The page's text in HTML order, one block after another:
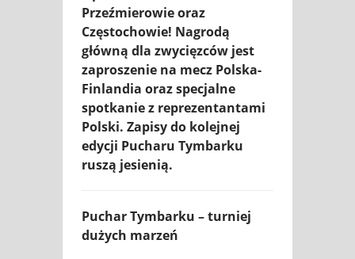
Przeźmierowie oraz
Częstochowie! Nagrodą
główną dla zwycięzców jest
zaproszenie na mecz Polska-
Finlandia oraz specjalne
spotkanie z reprezentantami
Polski. Zapisy do kolejnej
edycji Pucharu Tymbarku
ruszą jesienią.
Puchar Tymbarku – turniej
dużych marzeń